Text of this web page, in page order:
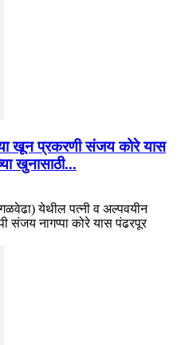
खून प्रकरणी संजय कोरे यास
खुनासाठी...
येथील पत्नी व अल्पवयीन
संजय नागप्पा कोरे यास पंढरपूर